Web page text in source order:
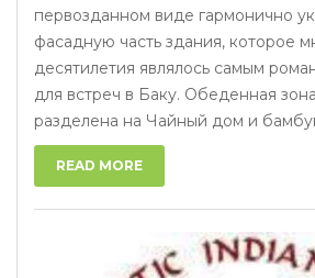
первозданном виде гармонично
фасадную часть здания, которое
десятилетия являлось самым
для встреч в Баку. Обеденная
разделена на Чайный дом и
READ MORE